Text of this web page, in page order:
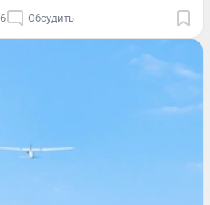
Обсудить